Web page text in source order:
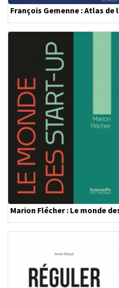
François Gemenne : Atlas
Marion Flécher : Le monde